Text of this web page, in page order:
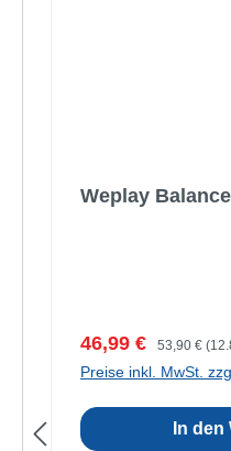
Weplay
Verkaufspreis:
46,99 € Regulärer
53,90 €
Preise inkl. MwSt.
In